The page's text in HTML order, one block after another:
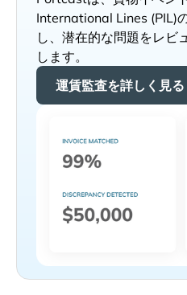
し、潜在的な問題をレビ
します。
運賃監査を詳しく見